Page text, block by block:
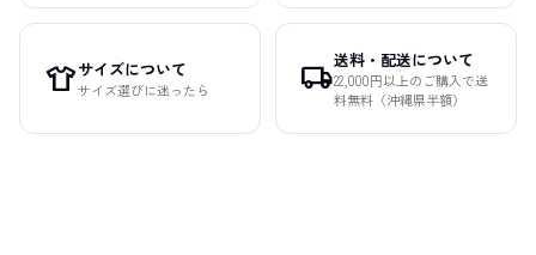
apparelサイズについて
サイズ選びに迷ったら local_shipping送料・配送について
22,000円以上のご購入で送
料無料（沖縄県半額）